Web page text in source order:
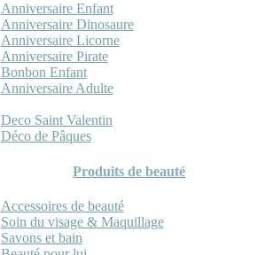
Anniversaire Enfant
Anniversaire Dinosaure
Anniversaire Licorne
Anniversaire Pirate
Bonbon Enfant
Anniversaire Adulte
Deco Saint Valentin
Déco de Pâques
Produits de beauté
Accessoires de beauté
Soin du visage & Maquillage
Savons et bain